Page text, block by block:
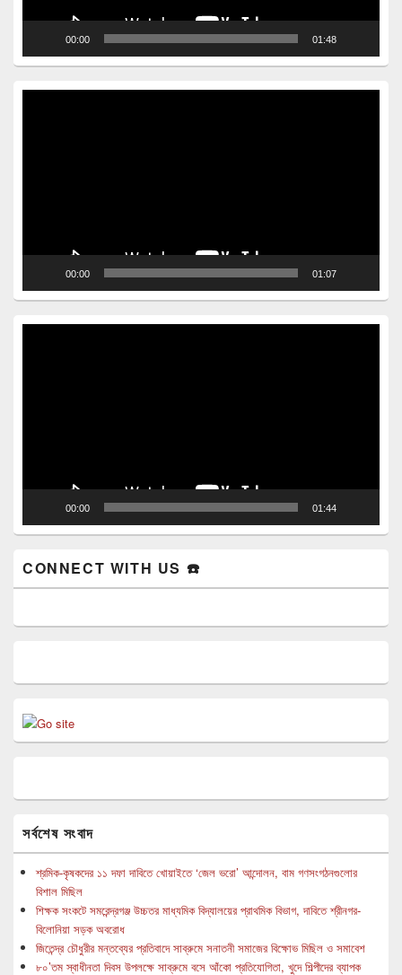
00:00 01:48
00:00 01:07
00:00 01:44
CONNECT WITH US ☎️
সর্বশেষ সংবাদ
শ্রমিক-কৃষকদের ১১ দফা দাবিতে খোয়াইতে ‘জেল ভরো’ আন্দোলন, বাম গণসংগঠনগুলোর
বিশাল মিছিল
শিক্ষক সংকটে সমরেন্দ্রগঞ্জ উচ্চতর মাধ্যমিক বিদ্যালয়ের প্রাথমিক বিভাগ, দাবিতে শ্রীনগর-
বিলোনিয়া সড়ক অবরোধ
জিতেন্দ্র চৌধুরীর মন্তব্যের প্রতিবাদে সাব্রুমে সনাতনী সমাজের বিক্ষোভ মিছিল ও সমাবেশ
৮০’তম স্বাধীনতা দিবস উপলক্ষে সাব্রুমে বসে আঁকো প্রতিযোগিতা, খুদে শিল্পীদের ব্যাপক